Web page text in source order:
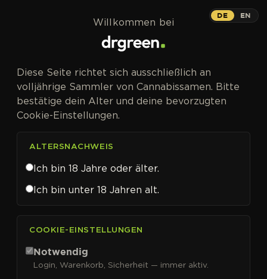
Seedsman
DE EN
Willkommen bei
Diese Seite richtet sich ausschließlich an
volljährige Sammler von Cannabissamen. Bitte
bestätige dein Alter und deine bevorzugten
Cookie-Einstellungen.
ALTERSNACHWEIS
Ich bin 18 Jahre oder älter.
Ich bin unter 18 Jahren alt.
COOKIE-EINSTELLUNGEN
Notwendig
Login, Warenkorb, Sicherheit — immer aktiv.